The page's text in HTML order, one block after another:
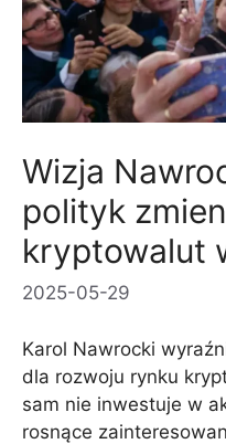
Wizja
polityk
kryptowalut
2025-05-29
Karol Nawrocki
dla rozwoju rynku
sam nie inwestuje w
rosnące